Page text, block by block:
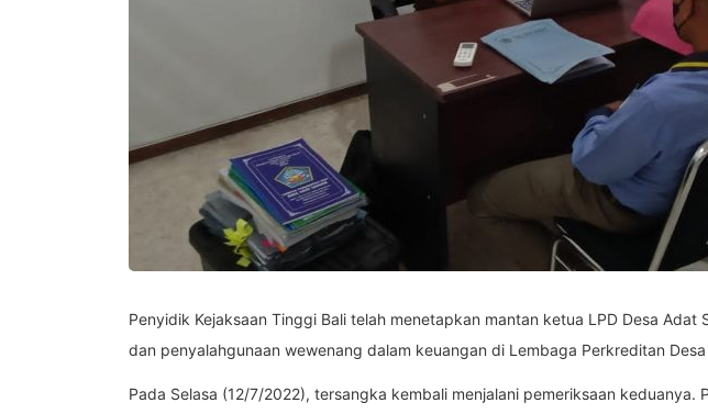
Penyidik Kejaksaan Tinggi Bali telah menetapkan mantan ketua LPD Desa
dan penyalahgunaan wewenang dalam keuangan di Lembaga Perkreditan
Pada Selasa (12/7/2022), tersangka kembali menjalani pemeriksaan